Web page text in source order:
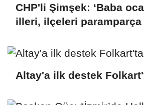
CHP'li Şimşek: ‘Baba
illeri, ilçeleri
Altay'a ilk destek